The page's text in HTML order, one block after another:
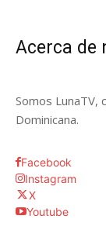
Acerca de
Somos LunaTV,
Dominicana.
Facebook
Instagram
X
Youtube